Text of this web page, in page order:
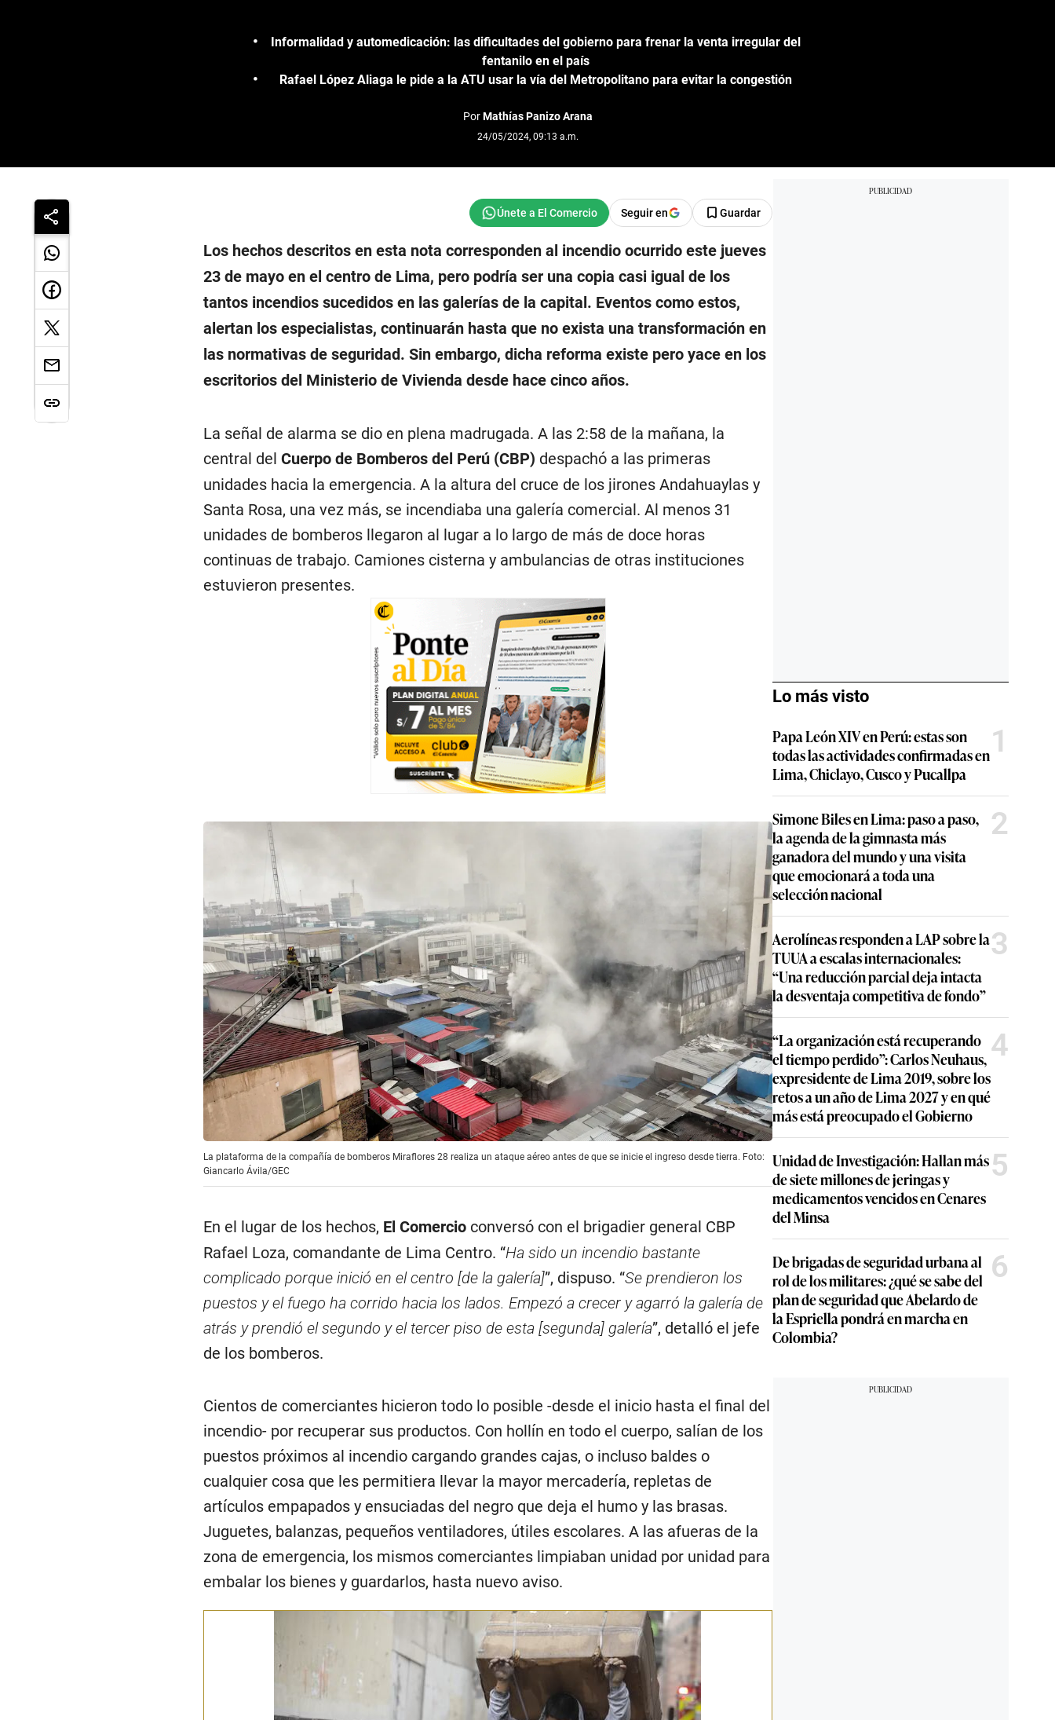
Informalidad y automedicación: las dificultades del gobierno para frenar la venta irregular del
fentanilo en el país
Rafael López Aliaga le pide a la ATU usar la vía del Metropolitano para evitar la congestión
PorMathías Panizo Arana
24/05/2024, 09:13 a.m.
Seguir en Guardar
Los hechos descritos en esta nota corresponden al incendio ocurrido este jueves
23 de mayo en el centro de Lima, pero podría ser una copia casi igual de los
tantos incendios sucedidos en las galerías de la capital. Eventos como estos,
alertan los especialistas, continuarán hasta que no exista una transformación en
las normativas de seguridad. Sin embargo, dicha reforma existe pero yace en los
escritorios del Ministerio de Vivienda desde hace cinco años.
La señal de alarma se dio en plena madrugada. A las 2:58 de la mañana, la
central del Cuerpo de Bomberos del Perú (CBP) despachó a las primeras
unidades hacia la emergencia. A la altura del cruce de los jirones Andahuaylas y
Santa Rosa, una vez más, se incendiaba una galería comercial. Al menos 31
unidades de bomberos llegaron al lugar a lo largo de más de doce horas
continuas de trabajo. Camiones cisterna y ambulancias de otras instituciones
estuvieron presentes.
La plataforma de la compañía de bomberos Miraflores 28 realiza un ataque aéreo antes de que se inicie el ingreso desde tierra. Foto:
Giancarlo Ávila/GEC
En el lugar de los hechos, El Comercioconversó con el brigadier general CBP
Rafael Loza, comandante de Lima Centro. “Ha sido un incendio bastante
complicado porque inició en el centro [de la galería]”, dispuso. “Se prendieron los
puestos y el fuego ha corrido hacia los lados. Empezó a crecer y agarró la galería de
atrás y prendió el segundo y el tercer piso de esta [segunda] galería”, detalló el jefe
de los bomberos.
Cientos de comerciantes hicieron todo lo posible -desde el inicio hasta el final del
incendio- por recuperar sus productos. Con hollín en todo el cuerpo, salían de los
puestos próximos al incendio cargando grandes cajas, o incluso baldes o
cualquier cosa que les permitiera llevar la mayor mercadería, repletas de
artículos empapados y ensuciadas del negro que deja el humo y las brasas.
Juguetes, balanzas, pequeños ventiladores, útiles escolares. A las afueras de la
zona de emergencia, los mismos comerciantes limpiaban unidad por unidad para
embalar los bienes y guardarlos, hasta nuevo aviso.
Lo más visto
Papa León XIV en Perú: estas son
todas las actividades confirmadas en
Lima, Chiclayo, Cusco y Pucallpa
1
Simone Biles en Lima: paso a paso,
la agenda de la gimnasta más
ganadora del mundo y una visita
que emocionará a toda una
selección nacional
2
Aerolíneas responden a LAP sobre la
TUUA a escalas internacionales:
“Una reducción parcial deja intacta
la desventaja competitiva de fondo”
3
“La organización está recuperando
el tiempo perdido”: Carlos Neuhaus,
expresidente de Lima 2019, sobre los
retos a un año de Lima 2027 y en qué
más está preocupado el Gobierno
4
Unidad de Investigación: Hallan más
de siete millones de jeringas y
medicamentos vencidos en Cenares
del Minsa
5
De brigadas de seguridad urbana al
rol de los militares: ¿qué se sabe del
plan de seguridad que Abelardo de
la Espriella pondrá en marcha en
Colombia?
6